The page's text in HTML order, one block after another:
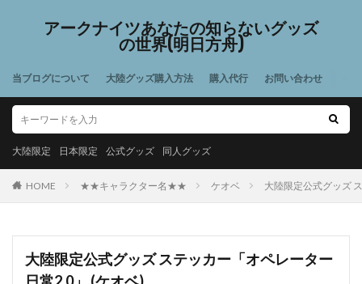
アークナイツあなたの知らないグッズ
の世界(明日方舟)
当ブログについて 大陸グッズ購入方法 購入代行 お問い合わせ
大陸限定 日本限定 公式グッズ 同人グッズ
HOME ★★キャラクター名★★ ケオベ 大陸限定公式グッズ
大陸限定公式グッズ ステッカー「オペレーター